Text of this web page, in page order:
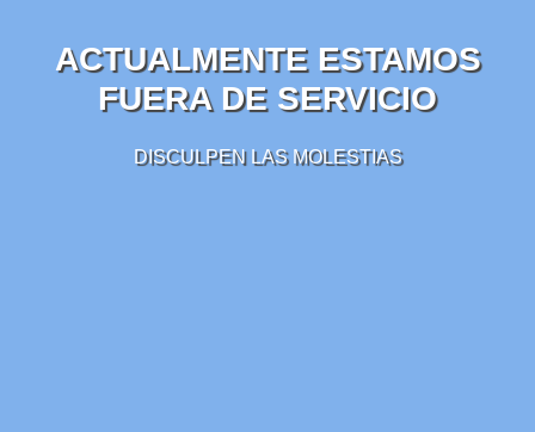
ACTUALMENTE ESTAMOS
FUERA DE SERVICIO
DISCULPEN LAS MOLESTIAS